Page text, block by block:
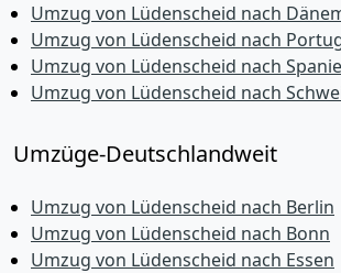
Umzug von Lüdenscheid nach
Umzug von Lüdenscheid nach
Umzug von Lüdenscheid nach
Umzug von Lüdenscheid nach
Umzüge-Deutschlandweit
Umzug von Lüdenscheid nach Berlin
Umzug von Lüdenscheid nach Bonn
Umzug von Lüdenscheid nach Essen